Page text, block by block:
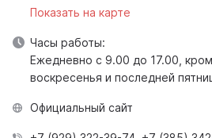
Показать на карте
Часы работы:
Ежедневно с 9.00 до 17.00,
воскресенья и последней
Официальный сайт